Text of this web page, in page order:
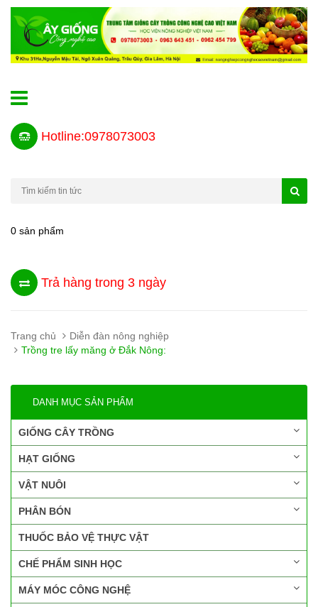
Hotline:0978073003
0 sản phẩm
Trả hàng trong 3 ngày
Trang chủ
Diễn đàn nông nghiệp
Trồng tre lấy măng ở Đắk Nông:
DANH MỤC SẢN PHẨM
GIỐNG CÂY TRỒNG
HẠT GIỐNG
VẬT NUÔI
PHÂN BÓN
THUỐC BẢO VỆ THỰC VẬT
CHẾ PHẨM SINH HỌC
MÁY MÓC CÔNG NGHỆ